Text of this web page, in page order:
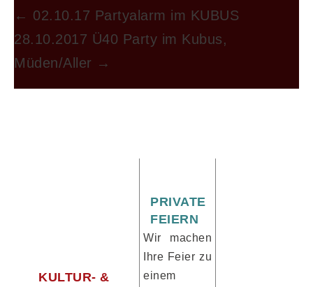
← 02.10.17 Partyalarm im KUBUS
28.10.2017 Ü40 Party im Kubus,
Müden/Aller →
KULTUR- &
PRIVATE
FEIERN
Wir machen
Ihre Feier zu
einem